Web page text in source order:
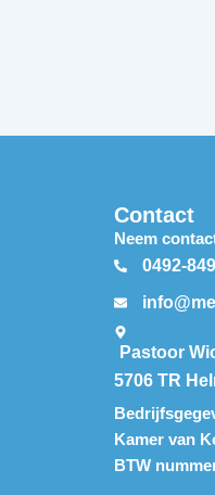
Contact
Neem
0492-
Pastoor
5706 TR
Kamer van
BTW